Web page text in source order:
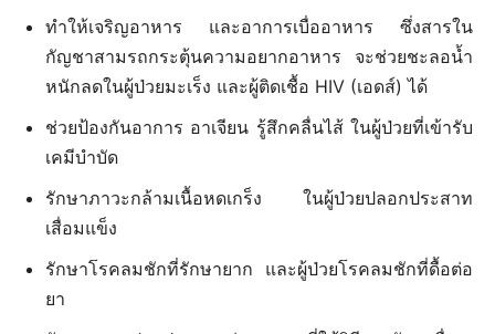
ทำให้เจริญอาหาร และอาการเบื่ออาหาร ซึ่งสารใน
กัญชาสามรถกระตุ้นความอยากอาหาร จะช่วยชะลอน้ำ
หนักลดในผู้ป่วยมะเร็ง และผู้ติดเชื้อ HIV (เอดส์) ได้
ช่วยป้องกันอาการ อาเจียน รู้สึกคลื่นไส้ ในผู้ป่วยที่เข้ารับ
เคมีบำบัด
รักษาภาวะกล้ามเนื้อหดเกร็ง ในผู้ป่วยปลอกประสาท
เสื่อมแข็ง
รักษาโรคลมชักที่รักษายาก และผู้ป่วยโรคลมชักที่ดื้อต่อ
ยา